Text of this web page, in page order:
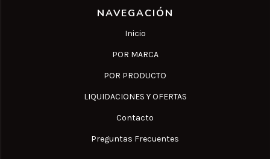
NAVEGACIÓN
Inicio
POR MARCA
POR PRODUCTO
LIQUIDACIONES Y OFERTAS
Contacto
Preguntas Frecuentes